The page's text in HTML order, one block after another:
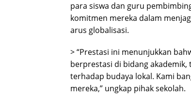
para siswa dan guru
komitmen mereka dalam
arus globalisasi.
> “Prestasi ini menunjukkan
berprestasi di bidang
terhadap budaya lokal. Kami
mereka,” ungkap pihak sekolah.